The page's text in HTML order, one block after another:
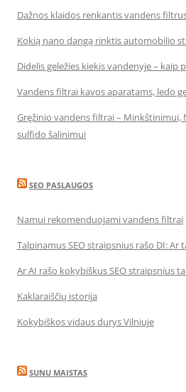
Dažnos klaidos renkantis vandens
Kokią nano dangą rinktis automobilio
Didelis geležies kiekis vandenyje – kaip
Vandens filtrai kavos aparatams, ledo
Gręžinio vandens filtrai – Minkštinimui,
sulfido šalinimui
SEO PASLAUGOS
Namui rekomenduojami vandens filtrai
Talpinamus SEO straipsnius rašo DI: Ar
Ar AI rašo kokybiškus SEO straipsnius
Kaklaraiščių istorija
Kokybiškos vidaus durys Vilniuje
SUNU MAISTAS